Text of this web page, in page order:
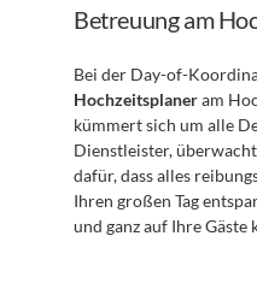
Betreuung am
Hochzeitsplaner am
kümmert sich um alle
Dienstleister,
dafür, dass alles
Ihren großen Tag
und ganz auf Ihre Gäste